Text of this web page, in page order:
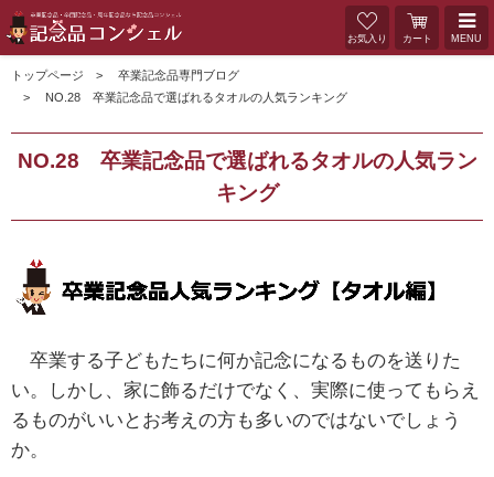
お気入り カート MENU
トップページ
卒業記念品専門ブログ
NO.28 卒業記念品で選ばれるタオルの人気ランキング
NO.28 卒業記念品で選ばれるタオルの人気ラン
キング
卒業する子どもたちに何か記念になるものを送りた
い。しかし、家に飾るだけでなく、実際に使ってもらえ
るものがいいとお考えの方も多いのではないでしょう
か。